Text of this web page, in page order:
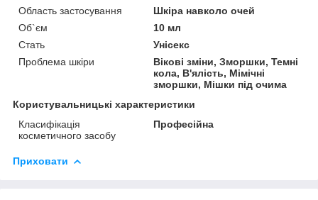
Область застосування
Шкіра навколо очей
Об`єм
10 мл
Стать
Унісекс
Проблема шкіри
Вікові зміни, Зморшки, Темні
кола, В'ялість, Мімічні
зморшки, Мішки під очима
Користувальницькі характеристики
Класифікація
косметичного засобу
Професійна
Приховати